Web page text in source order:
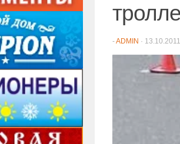
-ADMIN · 13.10.2011